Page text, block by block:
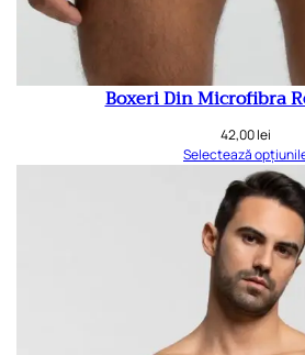
Boxeri Din Microfibra
42,00lei
Selectează